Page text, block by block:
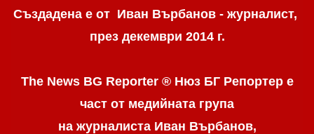
Създадена е от Иван Върбанов - журналист,
през декември 2014 г.
The News BG Reporter ® Нюз БГ Репортере
част от медийната група
на журналиста Иван Върбанов,